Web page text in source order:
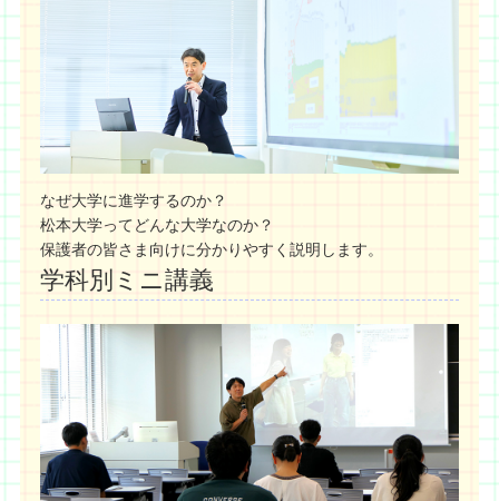
なぜ大学に進学するのか？
松本大学ってどんな大学なのか？
保護者の皆さま向けに分かりやすく説明します。
学科別ミニ講義